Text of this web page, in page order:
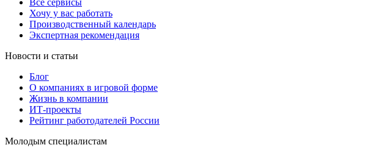
Все сервисы
Хочу у вас работать
Производственный календарь
Экспертная рекомендация
Новости и статьи
Блог
О компаниях в игровой форме
Жизнь в компании
ИТ-проекты
Рейтинг работодателей России
Молодым специалистам